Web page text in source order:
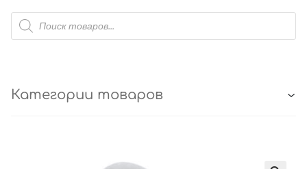
Поиск
товаров
Категории товаров